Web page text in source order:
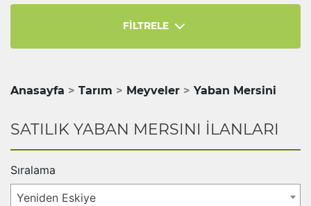
FİLTRELE
Anasayfa Tarım Meyveler Yaban Mersini
SATILIK YABAN MERSINI İLANLARI
Sıralama
Yeniden Eskiye